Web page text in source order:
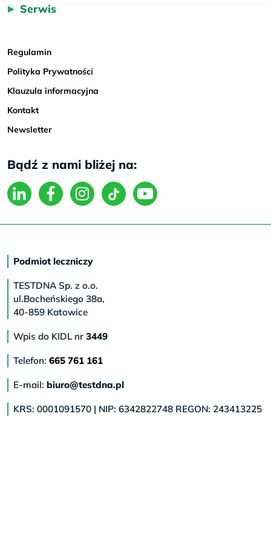
Serwis
Regulamin
Polityka Prywatności
Klauzula informacyjna
Kontakt
Newsletter
Bądź z nami bliżej na:
Podmiot leczniczy
TESTDNA Sp. z o.o.
ul.Bocheńskiego 38a,
40-859 Katowice
Wpis do KIDL nr 3449
Telefon: 665 761 161
E-mail: biuro@testdna.pl
KRS: 0001091570 | NIP: 6342822748 REGON: 243413225